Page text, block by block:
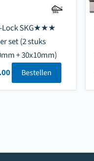
Lock SKG★★★
set (2 stuks
+ 30x10mm)
Bestellen